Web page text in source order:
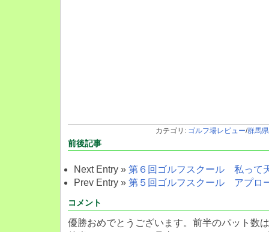
カテゴリ: ゴルフ場レビュー/群馬
前後記事
Next Entry » 第６回ゴルフスクール 私って
Prev Entry » 第５回ゴルフスクール アプロ
コメント
優勝おめでとうございます。前半のパット数